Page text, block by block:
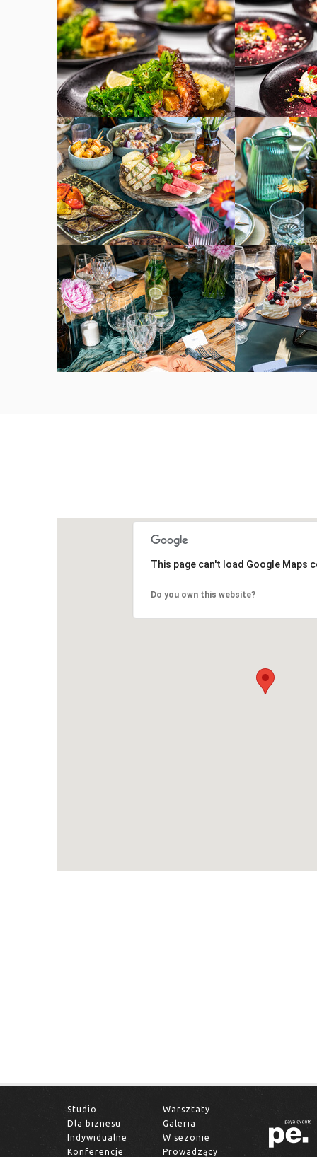
This page can't load Google Maps
Do you own this website?
Studio
Dla biznesu
Indywidualne
Konferencje
Warsztaty
Galeria
W sezonie
Prowadzący